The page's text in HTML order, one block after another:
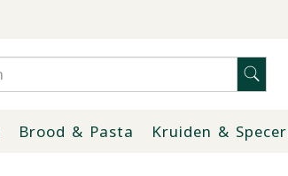
Brood & Pasta Kruiden &